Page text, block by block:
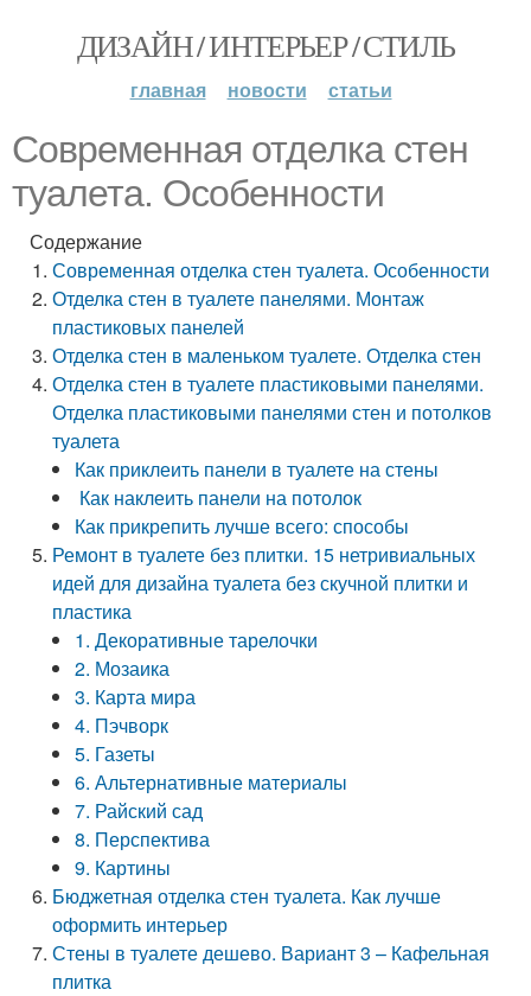
ДИЗАЙН / ИНТЕРЬЕР / СТИЛЬ
главная новости статьи
Современная отделка стен
туалета. Особенности
Содержание
Современная отделка стен туалета. Особенности
Отделка стен в туалете панелями. Монтаж
пластиковых панелей
Отделка стен в маленьком туалете. Отделка стен
Отделка стен в туалете пластиковыми панелями.
Отделка пластиковыми панелями стен и потолков
туалета
Как приклеить панели в туалете на стены
Как наклеить панели на потолок
Как прикрепить лучше всего: способы
Ремонт в туалете без плитки. 15 нетривиальных
идей для дизайна туалета без скучной плитки и
пластика
1. Декоративные тарелочки
2. Мозаика
3. Карта мира
4. Пэчворк
5. Газеты
6. Альтернативные материалы
7. Райский сад
8. Перспектива
9. Картины
Бюджетная отделка стен туалета. Как лучше
оформить интерьер
Стены в туалете дешево. Вариант 3 – Кафельная
плитка